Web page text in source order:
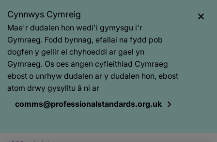
Cynnwys Cymreig
Mae'r dudalen hon wedi'i gymysgu i'r
Gymraeg. Fodd bynnag, efallai na fydd pob
dogfen y gellir ei chyhoeddi ar gael yn
Gymraeg. Os oes angen cyfieithiad Cymraeg
ebost o unrhyw dudalen ar y dudalen hon, ebost
atom drwy gysylltu â ni ar
comms@professionalstandards.org.uk